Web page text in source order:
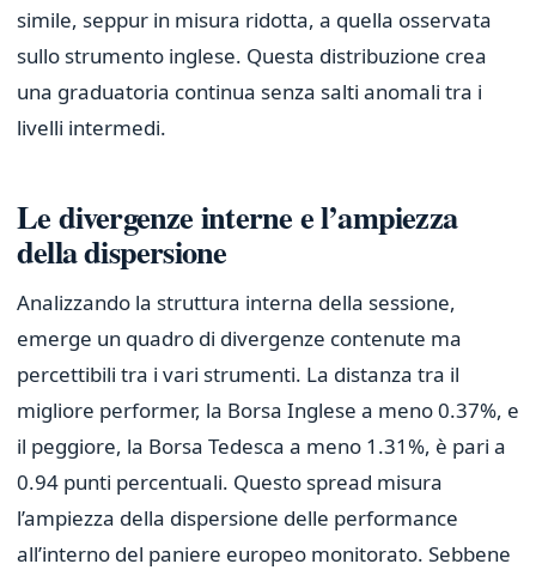
simile, seppur in misura ridotta, a quella osservata
sullo strumento inglese. Questa distribuzione crea
una graduatoria continua senza salti anomali tra i
livelli intermedi.
Le divergenze interne e l’ampiezza
della dispersione
Analizzando la struttura interna della sessione,
emerge un quadro di divergenze contenute ma
percettibili tra i vari strumenti. La distanza tra il
migliore performer, la Borsa Inglese a meno 0.37%, e
il peggiore, la Borsa Tedesca a meno 1.31%, è pari a
0.94 punti percentuali. Questo spread misura
l’ampiezza della dispersione delle performance
all’interno del paniere europeo monitorato. Sebbene